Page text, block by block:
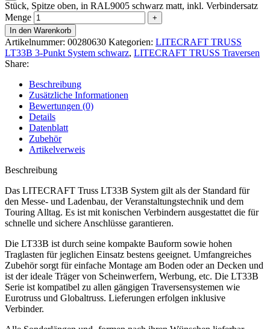
Stück, Spitze oben, in RAL9005 schwarz matt, inkl. Verbindersatz
Menge
In den Warenkorb
Artikelnummer: 00280630 Kategorien: LITECRAFT TRUSS
LT33B 3-Punkt System schwarz, LITECRAFT TRUSS Traversen
Share:
Beschreibung
Zusätzliche Informationen
Bewertungen (0)
Details
Datenblatt
Zubehör
Artikelverweis
Beschreibung
Das LITECRAFT Truss LT33B System gilt als der Standard für
den Messe- und Ladenbau, der Veranstaltungstechnik und dem
Touring Alltag. Es ist mit konischen Verbindern ausgestattet die für
schnelle und sichere Anschlüsse garantieren.
Die LT33B ist durch seine kompakte Bauform sowie hohen
Traglasten für jeglichen Einsatz bestens geeignet. Umfangreiches
Zubehör sorgt für einfache Montage am Boden oder an Decken und
ist der ideale Träger von Scheinwerfern, Werbung, etc. Die LT33B
Serie ist kompatibel zu allen gängigen Traversensystemen wie
Eurotruss und Globaltruss. Lieferungen erfolgen inklusive
Verbinder.